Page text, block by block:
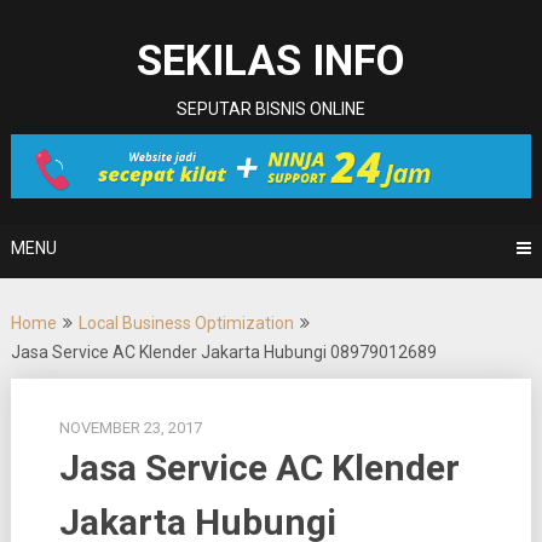
SEKILAS INFO
SEPUTAR BISNIS ONLINE
MENU
Home
Local Business Optimization
Jasa Service AC Klender Jakarta Hubungi 08979012689
NOVEMBER 23, 2017
Jasa Service AC Klender
Jakarta Hubungi